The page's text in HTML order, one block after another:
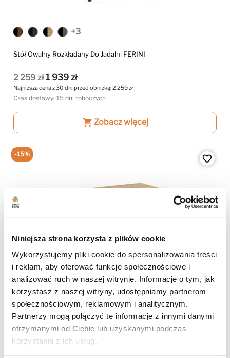
Niniejsza strona korzysta z plików cookie
Wykorzystujemy pliki cookie do spersonalizowania treści
i reklam, aby oferować funkcje społecznościowe i
analizować ruch w naszej witrynie. Informacje o tym, jak
korzystasz z naszej witryny, udostępniamy partnerom
społecznościowym, reklamowym i analitycznym.
Partnerzy mogą połączyć te informacje z innymi danymi
otrzymanymi od Ciebie lub uzyskanymi podczas
korzystania z ich usług.
+3
Stół Owalny Rozkładany Do Jadalni FERINI
2 259 zł 1 939 zł
Najniższa cena z 30 dni przed obniżką:2 259 zł
Czas dostawy: 15 dni roboczych
shopping_cart Zobacz więcej
favorite_border
+3
Stół Rozkładany VIVO – Do Jadalni I Salonu
2 152 zł 1 829 zł
Najniższa cena z 30 dni przed obniżką:
-15%